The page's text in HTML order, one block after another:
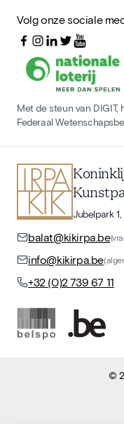
Volg onze sociale
Met de steun van DIGIT,
Federaal
Jubelpark
balat@kikirpa.be
info@kikirpa.be
+32 (0)2 739 67 11
©